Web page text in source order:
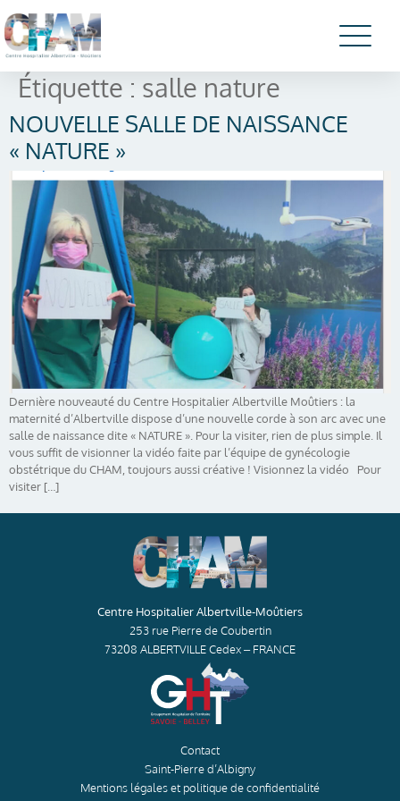
Étiquette : salle nature
NOUVELLE SALLE DE NAISSANCE
« NATURE »
Dernière nouveauté du Centre Hospitalier Albertville Moûtiers : la
maternité d’Albertville dispose d’une nouvelle corde à son arc avec une
salle de naissance dite « NATURE ». Pour la visiter, rien de plus simple. Il
vous suffit de visionner la vidéo faite par l’équipe de gynécologie
obstétrique du CHAM, toujours aussi créative ! Visionnez la vidéo Pour
visiter […]
Centre Hospitalier Albertville-Moûtiers
253 rue Pierre de Coubertin
73208 ALBERTVILLE Cedex – FRANCE
Contact
Saint-Pierre d’Albigny
Mentions légales et politique de confidentialité